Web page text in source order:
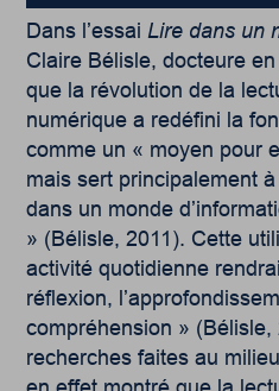
Dans l’essaiLire dans un
Claire Bélisle, docteure
que la révolution de la
numérique a redéfini la
comme un « moyen pour
mais sert principalement
dans un monde
» ( Bélisle, 2011 ). Cette
activité quotidienne
réflexion,
compréhension » ( Bélisle,
recherches faites au